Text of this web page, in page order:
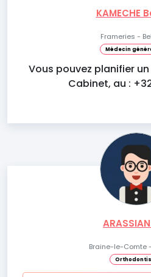
KAMECHE
Frameries -
Médecin
Vous pouvez planifier
Cabinet, au :
Braine-le-Comte